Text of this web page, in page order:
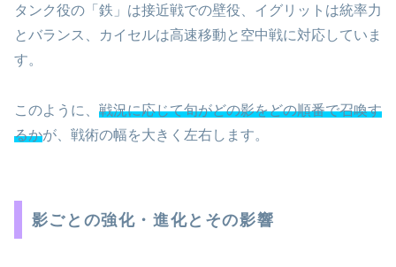
タンク役の「鉄」は接近戦での壁役、イグリットは統率力
とバランス、カイセルは高速移動と空中戦に対応していま
す。
このように、 戦況に応じて旬がどの影をどの順番で召喚す
るかが、戦術の幅を大きく左右します。
影ごとの強化・進化とその影響